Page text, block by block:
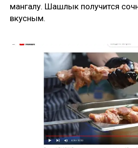
мангалу. Шашлык получится
вкусным.